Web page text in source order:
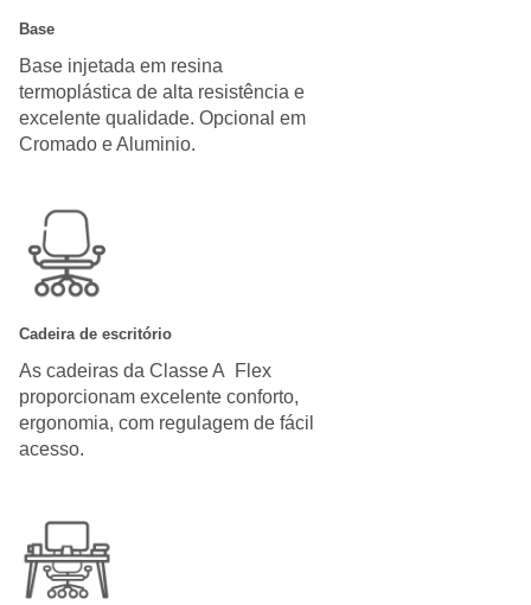
Base
Base injetada em resina
termoplástica de alta resistência e
excelente qualidade. Opcional em
Cromado e Aluminio.
Cadeira de escritório
As cadeiras da Classe A Flex
proporcionam excelente conforto,
ergonomia, com regulagem de fácil
acesso.